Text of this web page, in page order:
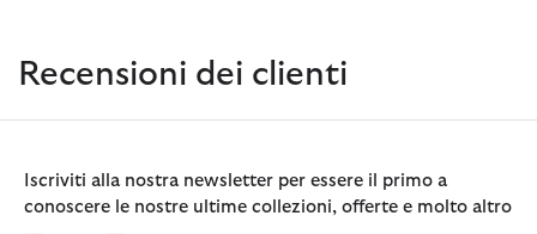
Recensioni dei clienti
Iscriviti alla nostra newsletter per essere il primo a
conoscere le nostre ultime collezioni, offerte e molto altro